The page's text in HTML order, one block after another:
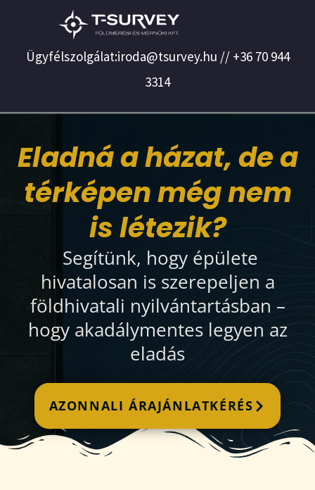
Ügyfélszolgálat:iroda@tsurvey.hu // +36 70 944
3314
Eladná a házat, de a
térképen még nem
is létezik?
Segítünk, hogy épülete
hivatalosan is szerepeljen a
földhivatali nyilvántartásban –
hogy akadálymentes legyen az
eladás
AZONNALI ÁRAJÁNLATKÉRÉS